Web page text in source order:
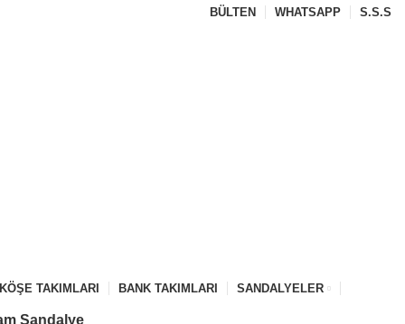
BÜLTEN WHATSAPP S.S.S
KÖŞE TAKIMLARI BANK TAKIMLARI SANDALYELER
Sandalye